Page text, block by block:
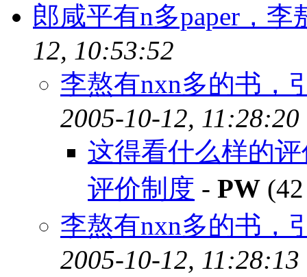
郎咸平有n多paper，李
12, 10:53:52
李熬有nxn多的书，
2005-10-12, 11:28:20
这得看什么样的
评价制度 - PW
李熬有nxn多的书，
2005-10-12, 11:28:13